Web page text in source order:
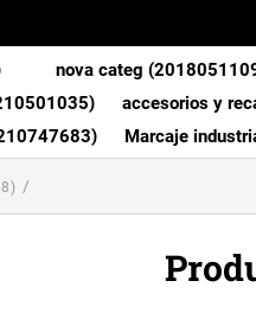
nova categ
accesorios y
Marcaje